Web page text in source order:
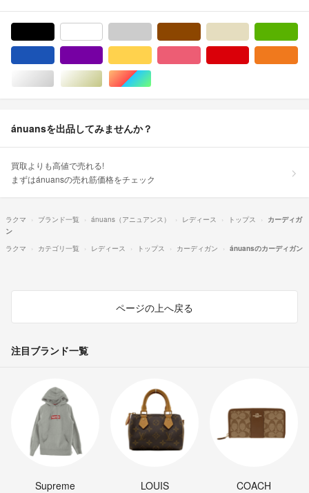
シルバー/銀色系ゴールド/金色系マルチカラー
ánuansを出品してみませんか？
買取よりも高値で売れる!
まずはánuansの売れ筋価格をチェック
ラクマ ブランド一覧 ánuans（アニュアンス） レディース トップス
カーディガ
ン
ラクマ
カテゴリ一覧 レディース トップス カーディガン ánuansのカーディガン
ページの上へ戻る
注目ブランド一覧
Supreme
LOUIS
COACH